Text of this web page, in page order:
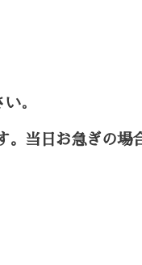
。
当日お急ぎの場